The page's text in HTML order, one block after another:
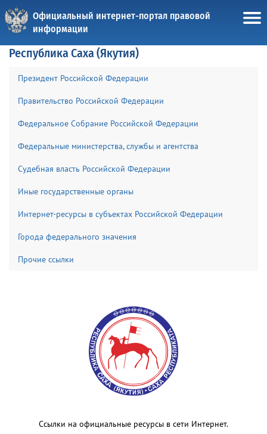
Официальный интернет-портал правовой
информации
Республика Саха (Якутия)
Президент Российской Федерации
Правительство Российской Федерации
Федеральное Собрание Российской Федерации
Федеральные министерства, службы и агентства
Судебная власть Российской Федерации
Иные государственные органы
Интернет-ресурсы в субъектах Российской Федерации
Города федерального значения
Прочие ссылки
Ссылки на официальные ресурсы в сети Интернет.